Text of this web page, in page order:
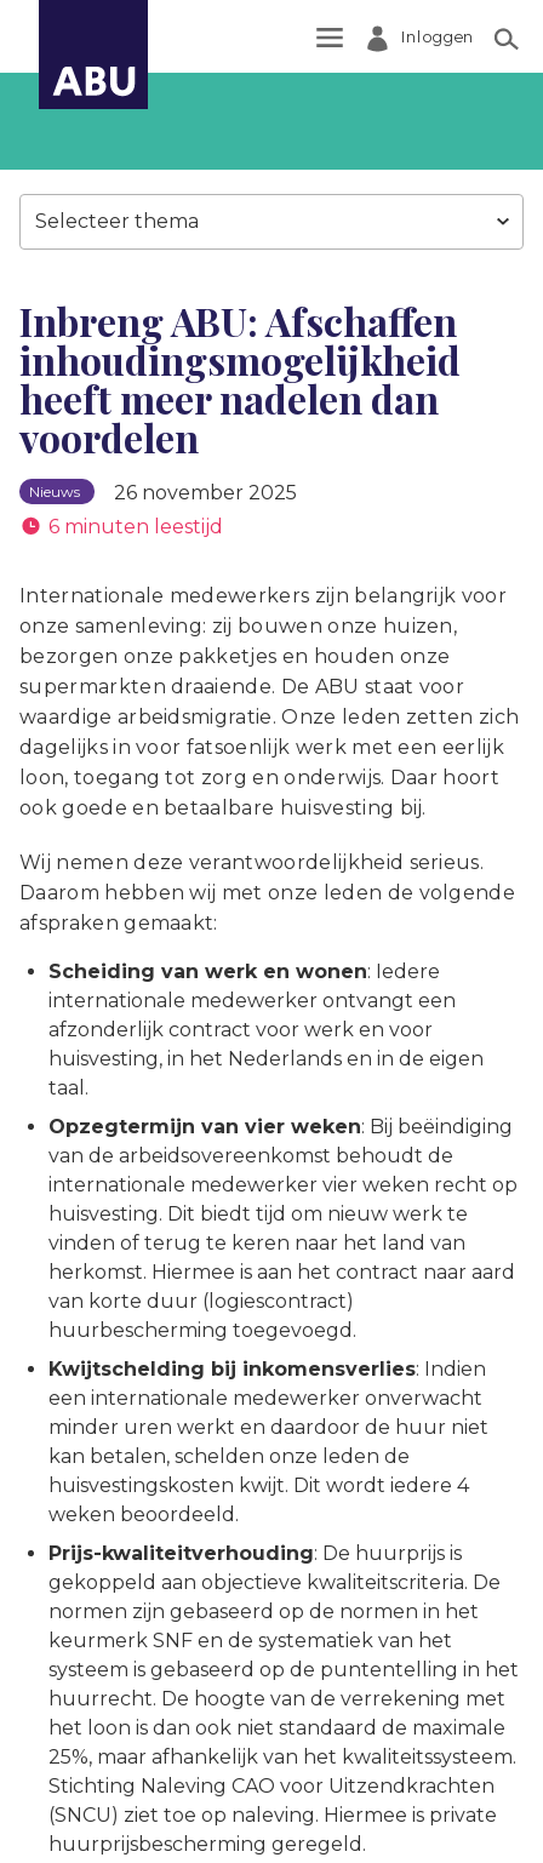
Inloggen
Selecteer thema
Inbreng ABU: Afschaffen
inhoudingsmogelijkheid
heeft meer nadelen dan
voordelen
Nieuws
26 november 2025
6 minuten leestijd
Internationale medewerkers zijn belangrijk voor
onze samenleving: zij bouwen onze huizen,
bezorgen onze pakketjes en houden onze
supermarkten draaiende. De ABU staat voor
waardige arbeidsmigratie. Onze leden zetten zich
dagelijks in voor fatsoenlijk werk met een eerlijk
loon, toegang tot zorg en onderwijs. Daar hoort
ook goede en betaalbare huisvesting bij.
Wij nemen deze verantwoordelijkheid serieus.
Daarom hebben wij met onze leden de volgende
afspraken gemaakt:
Scheiding van werk en wonen: Iedere
internationale medewerker ontvangt een
afzonderlijk contract voor werk en voor
huisvesting, in het Nederlands en in de eigen
taal.
Opzegtermijn van vier weken: Bij beëindiging
van de arbeidsovereenkomst behoudt de
internationale medewerker vier weken recht op
huisvesting. Dit biedt tijd om nieuw werk te
vinden of terug te keren naar het land van
herkomst. Hiermee is aan het contract naar aard
van korte duur (logiescontract)
huurbescherming toegevoegd.
Kwijtschelding bij inkomensverlies: Indien
een internationale medewerker onverwacht
minder uren werkt en daardoor de huur niet
kan betalen, schelden onze leden de
huisvestingskosten kwijt. Dit wordt iedere 4
weken beoordeeld.
Prijs-kwaliteitverhouding: De huurprijs is
gekoppeld aan objectieve kwaliteitscriteria. De
normen zijn gebaseerd op de normen in het
keurmerk SNF en de systematiek van het
systeem is gebaseerd op de puntentelling in het
huurrecht. De hoogte van de verrekening met
het loon is dan ook niet standaard de maximale
25%, maar afhankelijk van het kwaliteitssysteem.
Stichting Naleving CAO voor Uitzendkrachten
(SNCU) ziet toe op naleving. Hiermee is private
huurprijsbescherming geregeld.